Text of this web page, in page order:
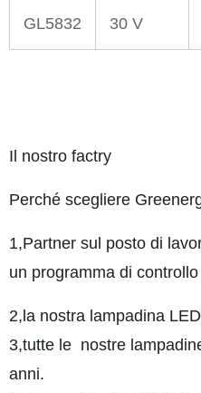
GL5832 30 V
Il
Perché
1,Partner sul posto di
un programma di
2, la nostra lampadina
3,tutte le nostre
anni.